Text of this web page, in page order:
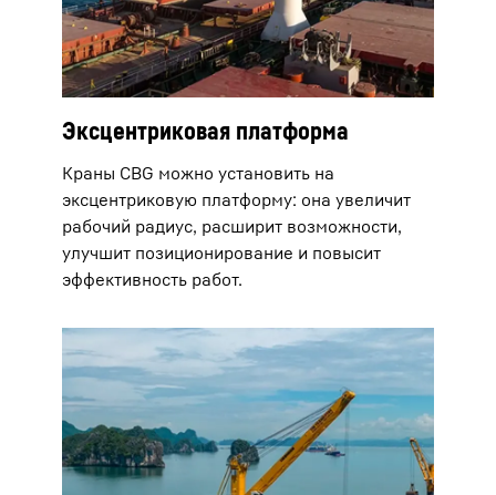
Эксцентриковая платформа
Краны CBG можно установить на
эксцентриковую платформу: она увеличит
рабочий радиус, расширит возможности,
улучшит позиционирование и повысит
эффективность работ.